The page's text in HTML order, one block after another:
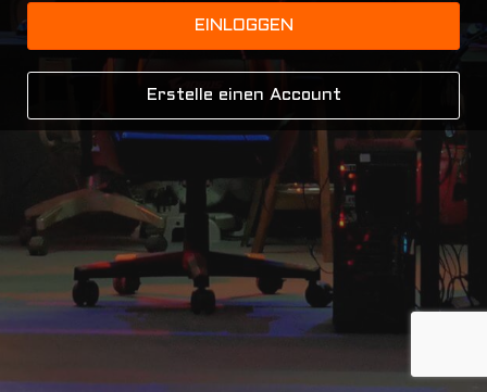
EINLOGGEN
Erstelle einen Account